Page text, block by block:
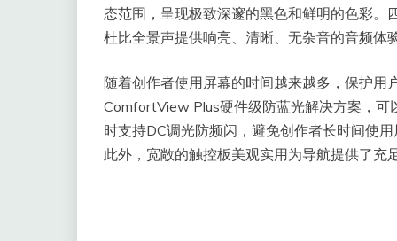
态范围，呈现极致深邃的黑色和鲜明的色彩
杜比全景声提供响亮、清晰、无杂音的音频体
随着创作者使用屏幕的时间越来越多，保护用
ComfortView Plus硬件级防蓝光解决方案，
时支持DC调光防频闪，避免创作者长时间使
此外，宽敞的触控板美观实用为导航提供了充